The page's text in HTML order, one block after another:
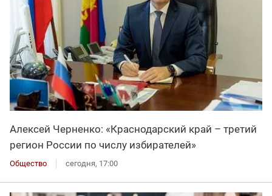
Алексей Черненко: «Краснодарский край – третий
регион России по числу избирателей»
Общество сегодня, 17:00